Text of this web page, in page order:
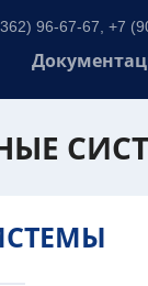
96-67-67, +7